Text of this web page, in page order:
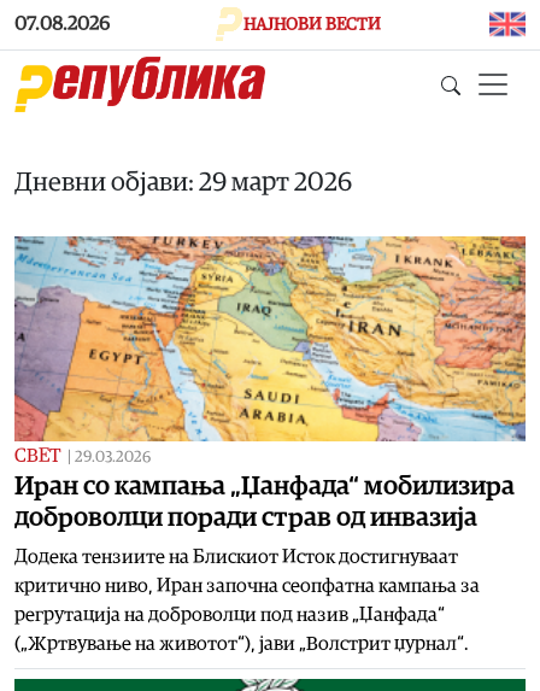
Skip to main content
07.08.2026 НАЈНОВИ ВЕСТИ
Дневни објави: 29 март 2026
СВЕТ 29.03.2026
Иран со кампања „Џанфада“ мобилизира
доброволци поради страв од инвазија
Додека тензиите на Блискиот Исток достигнуваат
критично ниво, Иран започна сеопфатна кампања за
регрутација на доброволци под назив „Џанфада“
(„Жртвување на животот“), јави „Волстрит џурнал“.